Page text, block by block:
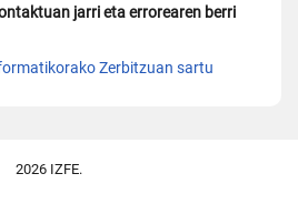
jarri eta errorearen berri
Zerbitzuan sartu
2026 IZFE.